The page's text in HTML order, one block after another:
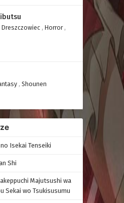
Dreszczowiec , Horror ,
, Shounen
Isekai Tenseiki
Shi
Majutsushi wa
Sekai wo Tsukisusumu